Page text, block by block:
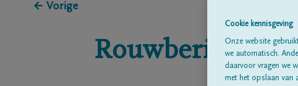
← Vorige
Rouwberichten
Cookie kennisgeving
Onze website
we automatisch.
daarvoor vragen we
met het opslaan van